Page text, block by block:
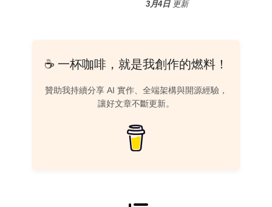
3月4日 更新
☕ 一杯咖啡，就是我創作的燃料！
贊助我持續分享 AI 實作、全端架構與開源經驗，
讓好文章不斷更新。